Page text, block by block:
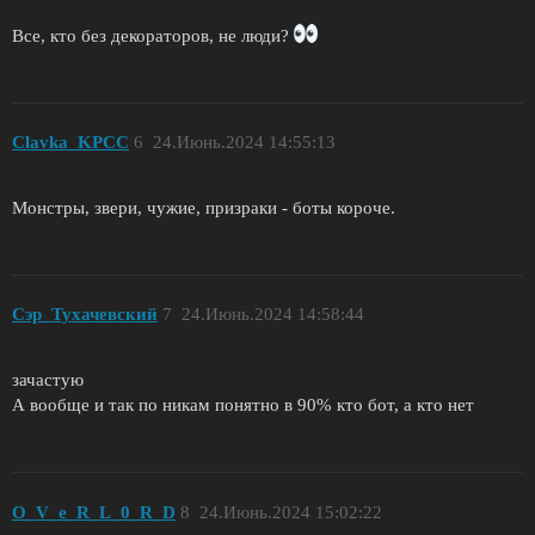
Все, кто без декораторов, не люди?
Clavka_KPCC 24.Июнь.2024 14:55:13
6
Монстры, звери, чужие, призраки - боты короче.
Сэр_Тухачевский 24.Июнь.2024 14:58:44
7
зачастую
А вообще и так по никам понятно в 90% кто бот, а кто нет
O_V_e_R_L_0_R_D 24.Июнь.2024 15:02:22
8